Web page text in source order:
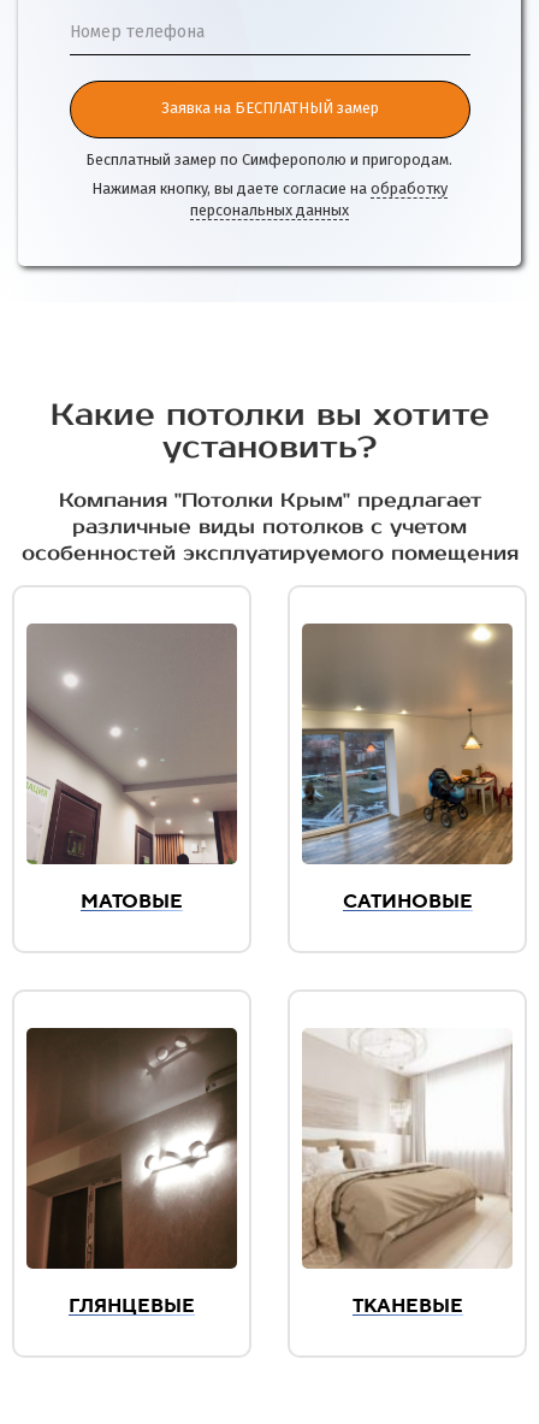
Номер телефона
Заявка на БЕСПЛАТНЫЙ замер
Бесплатный замер по Симферополю и пригородам.
Нажимая кнопку, вы даете согласие на обработку
персональных данных
Какие потолки вы хотите
установить?
Компания "Потолки Крым" предлагает
различные виды потолков с учетом
особенностей эксплуатируемого помещения
МАТОВЫЕ САТИНОВЫЕ
ГЛЯНЦЕВЫЕ ТКАНЕВЫЕ